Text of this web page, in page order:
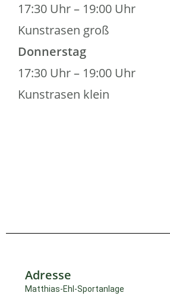
17:30 Uhr – 19:00 Uhr
Kunstrasen groß
Donnerstag
17:30 Uhr – 19:00 Uhr
Kunstrasen klein
Adresse
Matthias-Ehl-Sportanlage